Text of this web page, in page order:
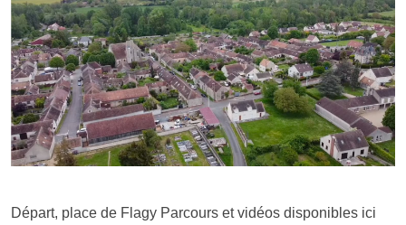
Départ, place de Flagy Parcours et vidéos disponibles ici